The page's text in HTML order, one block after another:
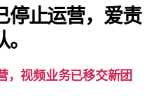
视
停止运营，爱责
，视频业务已移交新团